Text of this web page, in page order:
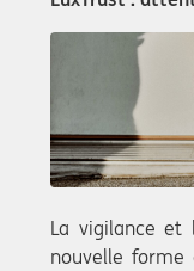
La vigilance et
nouvelle forme